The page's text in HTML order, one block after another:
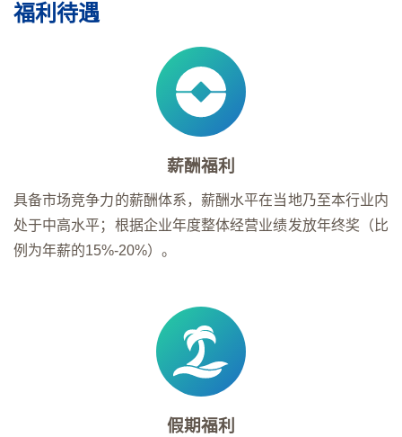
福利待遇
薪酬福利
具备市场竞争力的薪酬体系，薪酬水平在当地乃至本行业内
处于中高水平；根据企业年度整体经营业绩发放年终奖（比
例为年薪的15%-20%）。
假期福利